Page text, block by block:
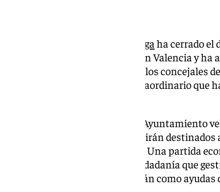
Ayuntamiento de Vélez-Málaga ha cerrado el
los damnificados por la DANA en Valencia y ha
250.000 euros. De esta manera los concejales
retirar la solicitud de pleno extraordinario que
La Junta de Gobierno Local del Ayuntamiento
donación de 250.000 euros que irán
la DANA en la zona de Valencia. Una partida
de los fondos de Ayudas a la Ciudadanía que
Sociales e Igualdad, y que llegarán como